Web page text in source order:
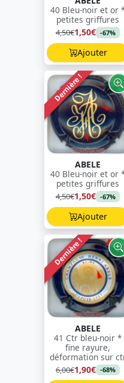
40 Bleu-noir et or
petites griffures
4,50€1,50€ -67%
Ajouter
Dernière !
ABELE
40 Bleu-noir et or
petites griffures
4,50€1,50€ -67%
Ajouter
Dernière !
ABELE
41 Ctr bleu-noir *
fine rayure,
déformation sur
6,00€1,90€ -68%